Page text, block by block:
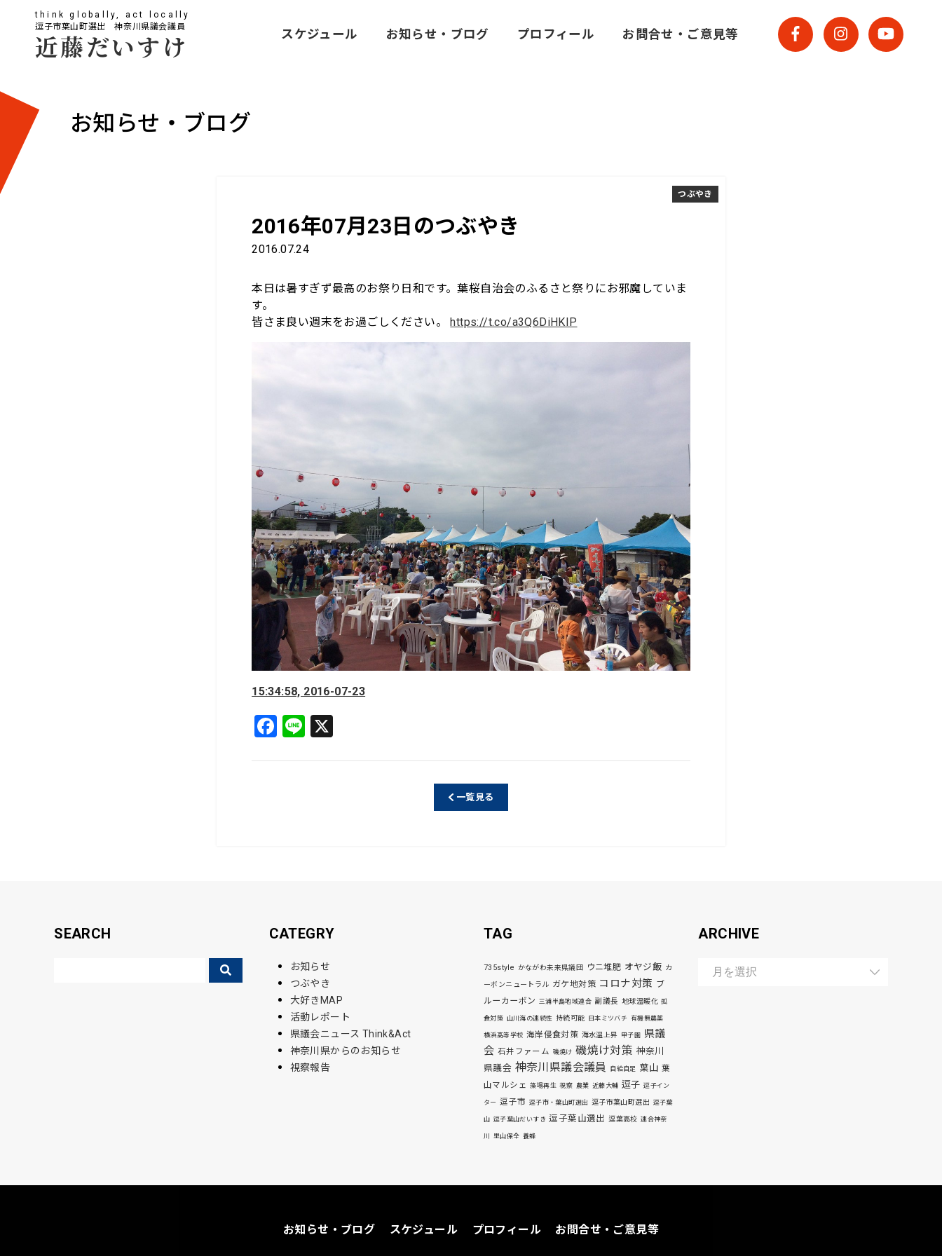
think globally, act locally
逗子市葉山町選出 神奈川県議会議員
近藤だいすけ スケジュール お知らせ・ブログ プロフィール お問合せ・ご意見等
お知らせ・ブログ
2016年07月23日のつぶやき
2016.07.24
つぶやき
本日は暑すぎず最高のお祭り日和です。葉桜自治会のふるさと祭りにお邪魔していま
す。
皆さま良い週末をお過ごしください。https://t.co/a3Q6DiHKIP
15:34:58, 2016-07-23
F
c
Li
e
一覧見る
SEARCH CATEGRY
お知らせ
つぶやき
大好きMAP
活動レポート
県議会ニュース Think&Act
神奈川県からのお知らせ
視察報告
TAG
735style かながわ未来県議団 ウニ堆肥 オヤジ飯 カ
ーボンニュートラル ガケ地対策 コロナ対策 ブ
ルーカーボン 三浦半島地域連合 副議長 地球温暖化 孤
食対策 山川海の連続性 持続可能 日本ミツバチ 有機無農薬
横浜高等学校 海岸侵食対策 海水温上昇 甲子園
県議
会 石井ファーム 磯焼け 磯焼け対策 神奈川
県議会 神奈川県議会議員 自給自足 葉山 葉
山マルシェ
藻場再生 視察 農業 近藤大輔 逗子 逗子イン
ター 逗子市 逗子市・葉山町選出 逗子市葉山町選出 逗子葉
山 逗子葉山だいすき 逗子葉山選出 逗葉高校 連合神奈
川 里山保全 養蜂
ARCHIVE
お知らせ・ブログ スケジュール プロフィール お問合せ・ご意見等